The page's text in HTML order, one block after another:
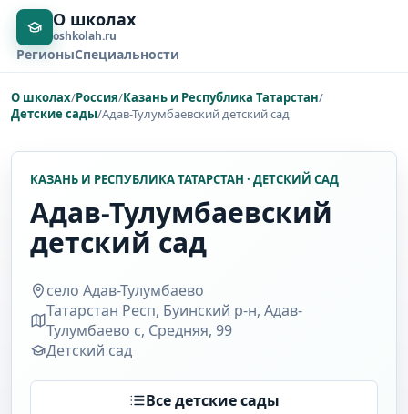
О школах
oshkolah.ru
РегионыСпециальности
О школах/Россия/Казань и Республика Татарстан/
Детские сады/Адав-Тулумбаевский детский сад
КАЗАНЬ И РЕСПУБЛИКА ТАТАРСТАН · ДЕТСКИЙ САД
Адав-Тулумбаевский
детский сад
село Адав-Тулумбаево
Татарстан Респ, Буинский р-н, Адав-
Тулумбаево с, Средняя, 99
Детский сад
Все детские сады